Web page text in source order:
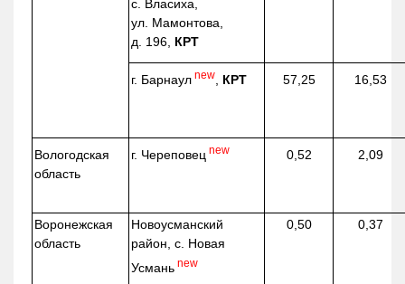
с. Власиха,
ул. Мамонтова,
д. 196, КРТ
г. Барнаул new КРТ 57,25 16,53
Вологодская
область
г. Череповец new 0,52 2,09
Воронежская
область
Новоусманский
район, с. Новая
Усмань new
0,50 0,37